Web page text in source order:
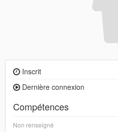
Inscrit
Dernière connexion
Compétences
Non renseigné